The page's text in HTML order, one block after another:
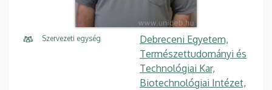
Szervezeti egység
Debreceni Egyetem,
Természettudományi és
Technológiai Kar,
Biotechnológiai Intézet,